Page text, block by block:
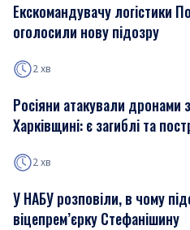
Екскомандувачу логістики
оголосили нову підозру
2 хв
Росіяни атакували дронами
Харківщині: є загиблі та
2 хв
У НАБУ розповіли, в чому
віцепрем’єрку Стефанішину